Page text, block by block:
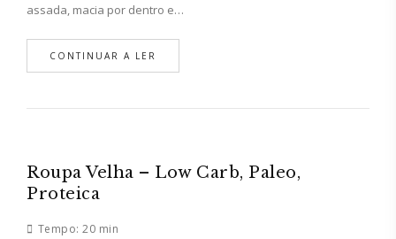
assada, macia por dentro e…
CONTINUAR A LER
Roupa Velha – Low Carb, Paleo,
Proteica
Tempo: 20 min